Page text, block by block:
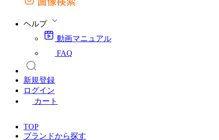
外部サイトの商品をカートに追加
ヘルプ
動画マニュアル
FAQ
新規登録
ログイン
カート
TOP
ブランドから探す